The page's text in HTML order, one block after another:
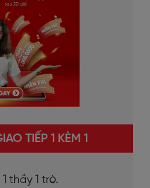
TIẾP 1 KÈM 1
thầy 1 trò.